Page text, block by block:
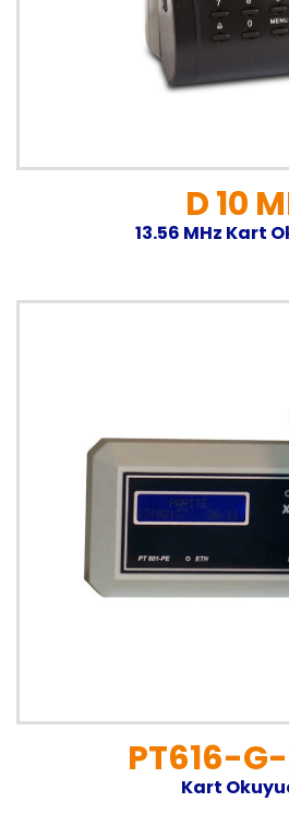
D 10
13.56 MHz Kart
PT616-
Kart